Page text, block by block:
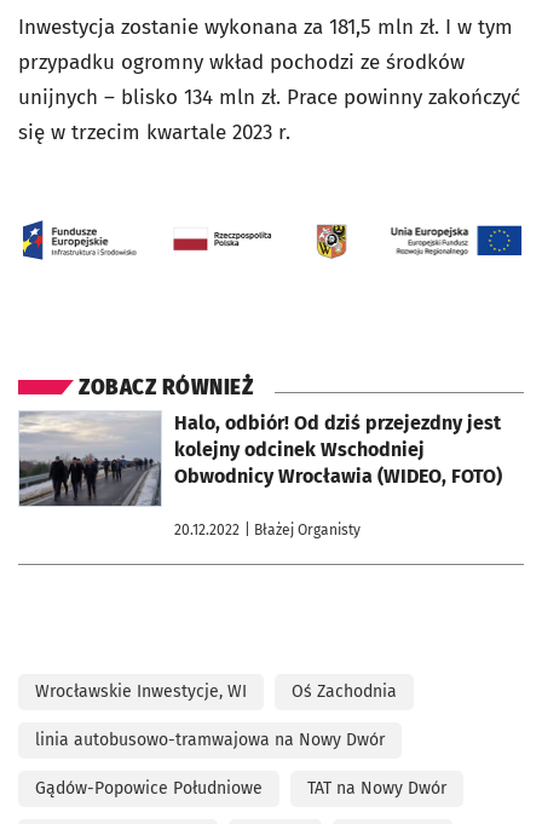
Inwestycja zostanie wykonana za 181,5 mln zł. I w tym
przypadku ogromny wkład pochodzi ze środków
unijnych – blisko 134 mln zł. Prace powinny zakończyć
się w trzecim kwartale 2023 r.
ZOBACZ RÓWNIEŻ
Halo, odbiór! Od dziś przejezdny jest
kolejny odcinek Wschodniej
Obwodnicy Wrocławia (WIDEO, FOTO)
20.12.2022 | Błażej Organisty
otworzy się w nowej karcie
Wrocławskie Inwestycje, WI Oś Zachodnia
linia autobusowo-tramwajowa na Nowy Dwór
Gądów-Popowice Południowe TAT na Nowy Dwór